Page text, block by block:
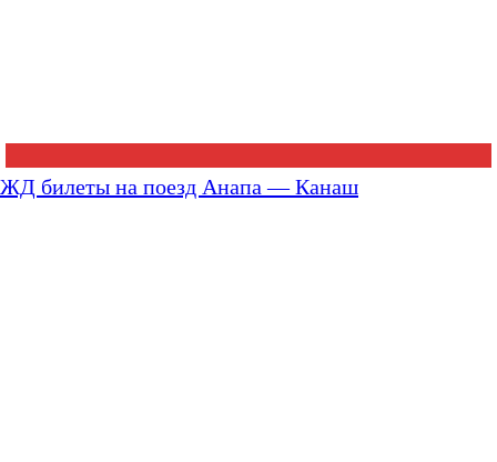
ЖД билеты на поезд Анапа — Канаш